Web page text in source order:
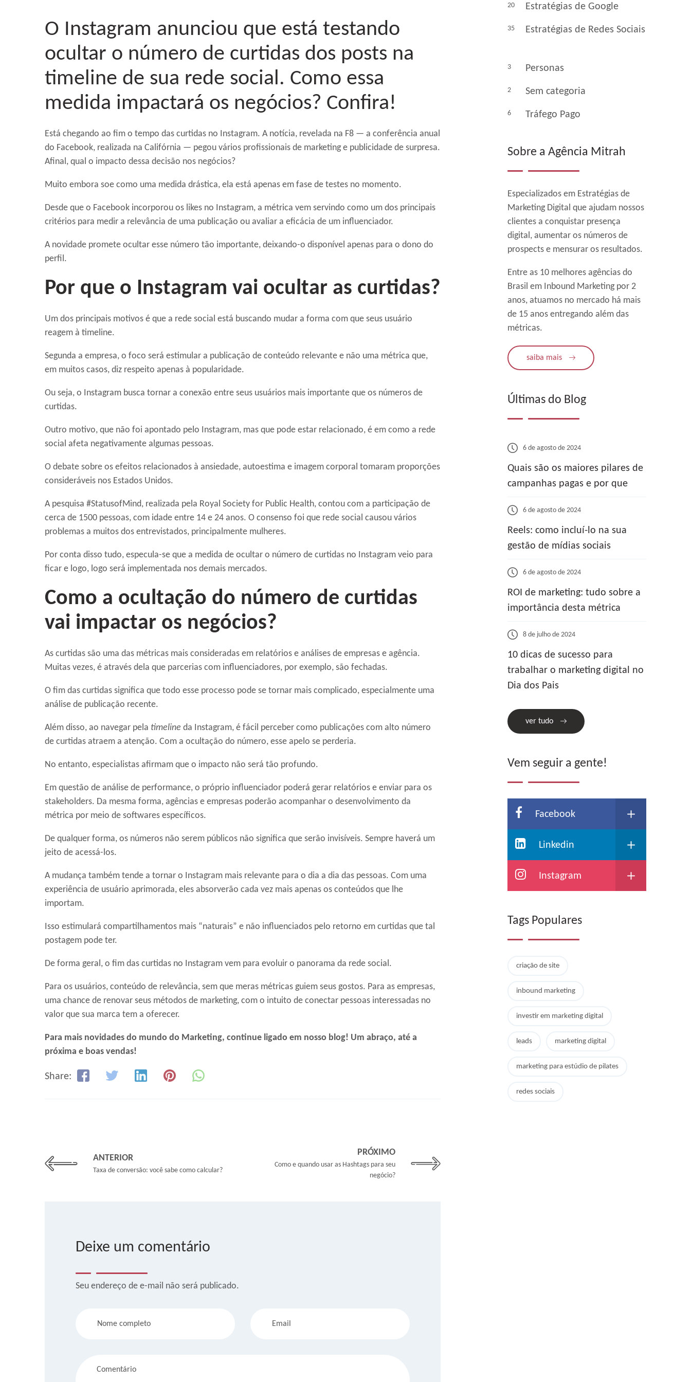
O Instagram anunciou que está testando
ocultar o número de curtidas dos posts na
timeline de sua rede social. Como essa
medida impactará os negócios? Confira!
Está chegando ao fim o tempo das curtidas no Instagram. A notícia, revelada na F8 — a conferência anual
do Facebook, realizada na Califórnia — pegou vários profissionais de marketing e publicidade de surpresa.
Afinal, qual o impacto dessa decisão nos negócios?
Muito embora soe como uma medida drástica, ela está apenas em fase de testes no momento.
Desde que o Facebook incorporou os likes no Instagram, a métrica vem servindo como um dos principais
critérios para medir a relevância de uma publicação ou avaliar a eficácia de um influenciador.
A novidade promete ocultar esse número tão importante, deixando-o disponível apenas para o dono do
perfil.
Por que o Instagram vai ocultar as curtidas?
Um dos principais motivos é que a rede social está buscando mudar a forma com que seus usuário
reagem à timeline.
Segunda a empresa, o foco será estimular a publicação de conteúdo relevante e não uma métrica que,
em muitos casos, diz respeito apenas à popularidade.
Ou seja, o Instagram busca tornar a conexão entre seus usuários mais importante que os números de
curtidas.
Outro motivo, que não foi apontado pelo Instagram, mas que pode estar relacionado, é em como a rede
social afeta negativamente algumas pessoas.
O debate sobre os efeitos relacionados à ansiedade, autoestima e imagem corporal tomaram proporções
consideráveis nos Estados Unidos.
A pesquisa #StatusofMind, realizada pela Royal Society for Public Health, contou com a participação de
cerca de 1500 pessoas, com idade entre 14 e 24 anos. O consenso foi que rede social causou vários
problemas a muitos dos entrevistados, principalmente mulheres.
Por conta disso tudo, especula-se que a medida de ocultar o número de curtidas no Instagram veio para
ficar e logo, logo será implementada nos demais mercados.
Como a ocultação do número de curtidas
vai impactar os negócios?
As curtidas são uma das métricas mais consideradas em relatórios e análises de empresas e agência.
Muitas vezes, é através dela que parcerias com influenciadores, por exemplo, são fechadas.
O fim das curtidas significa que todo esse processo pode se tornar mais complicado, especialmente uma
análise de publicação recente.
Além disso, ao navegar pela timeline da Instagram, é fácil perceber como publicações com alto número
de curtidas atraem a atenção. Com a ocultação do número, esse apelo se perderia.
No entanto, especialistas afirmam que o impacto não será tão profundo.
Em questão de análise de performance, o próprio influenciador poderá gerar relatórios e enviar para os
stakeholders. Da mesma forma, agências e empresas poderão acompanhar o desenvolvimento da
métrica por meio de softwares específicos.
De qualquer forma, os números não serem públicos não significa que serão invisíveis. Sempre haverá um
jeito de acessá-los.
A mudança também tende a tornar o Instagram mais relevante para o dia a dia das pessoas. Com uma
experiência de usuário aprimorada, eles absorverão cada vez mais apenas os conteúdos que lhe
importam.
Isso estimulará compartilhamentos mais “naturais” e não influenciados pelo retorno em curtidas que tal
postagem pode ter.
De forma geral, o fim das curtidas no Instagram vem para evoluir o panorama da rede social.
Para os usuários, conteúdo de relevância, sem que meras métricas guiem seus gostos. Para as empresas,
uma chance de renovar seus métodos de marketing, com o intuito de conectar pessoas interessadas no
valor que sua marca tem a oferecer.
Para mais novidades do mundo do Marketing, continue ligado em nosso blog! Um abraço, até a
próxima e boas vendas!
Share:
ANTERIOR
Taxa de conversão: você sabe como calcular?
PRÓXIMO
Como e quando usar as Hashtags para seu
negócio?
Deixe um comentário
Seu endereço de e-mail não será publicado.
20 Estratégias de Google
35 Estratégias de Redes Sociais
3 Personas
2 Sem categoria
6 Tráfego Pago
Sobre a Agência Mitrah
Especializados em Estratégias de
Marketing Digital que ajudam nossos
clientes a conquistar presença
digital, aumentar os números de
prospects e mensurar os resultados.
Entre as 10 melhores agências do
Brasil em Inbound Marketing por 2
anos, atuamos no mercado há mais
de 15 anos entregando além das
métricas.
saiba mais
Últimas do Blog
6 de agosto de 2024
Quais são os maiores pilares de
campanhas pagas e por que
6 de agosto de 2024
Reels: como incluí-lo na sua
gestão de mídias sociais
6 de agosto de 2024
ROI de marketing: tudo sobre a
importância desta métrica
8 de julho de 2024
10 dicas de sucesso para
trabalhar o marketing digital no
Dia dos Pais
ver tudo
Vem seguir a gente!
Facebook
Linkedin
Instagram
Tags Populares
criação de site
inbound marketing
investir em marketing digital
leads marketing digital
marketing para estúdio de pilates
redes sociais